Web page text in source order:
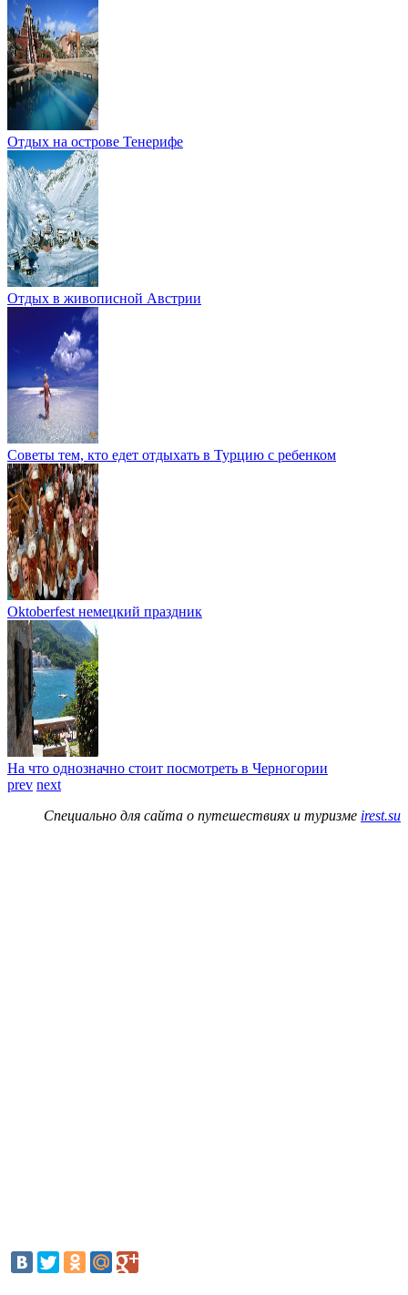
Отдых на острове Тенерифе
Отдых в живописной Австрии
Советы тем, кто едет отдыхать в Турцию с ребенком
Oktoberfest немецкий праздник
На что однозначно стоит посмотреть в Черногории
prev next
Специально для сайта о путешествиях и туризме irest.su